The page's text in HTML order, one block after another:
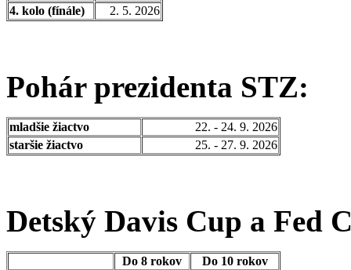
4. kolo (fínále)
2. 5. 2026
Pohár prezidenta STZ:
mladšie žiactvo
22. - 24. 9. 2026
staršie žiactvo
25. - 27. 9. 2026
Detský Davis Cup a Fed
Do 8 rokov
Do 10 rokov